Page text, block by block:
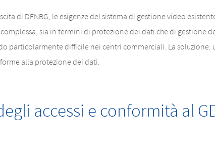
di DFNBG, le esigenze del sistema di gestione video
sia in termini di protezione dei dati che di gestione
particolarmente difficile nei centri commerciali. La soluzione:
alla protezione dei dati.
accessi e conformità al